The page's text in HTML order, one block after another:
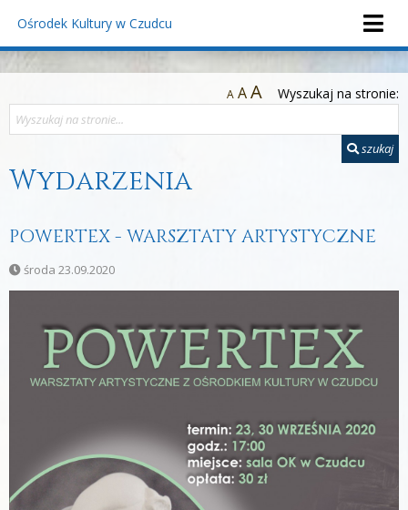
Ośrodek Kultury w Czudcu
A AA Wyszukaj na stronie:
szukaj
Wydarzenia
POWERTEX - WARSZTATY ARTYSTYCZNE
środa 23.09.2020